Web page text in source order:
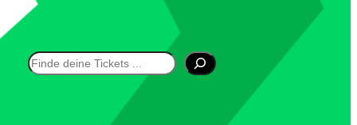
Suchen